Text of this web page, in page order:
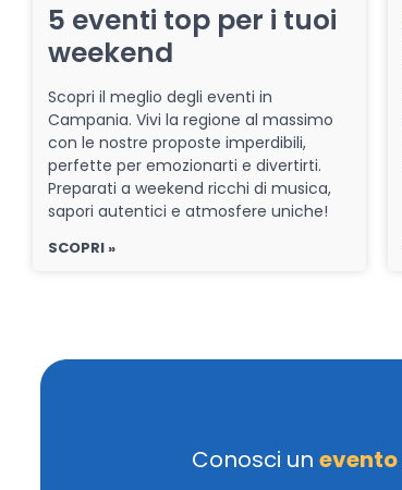
5 eventi top per i tuoi
weekend
Scopri il meglio degli eventi in
Campania. Vivi la regione al massimo
con le nostre proposte imperdibili,
perfette per emozionarti e divertirti.
Preparati a weekend ricchi di musica,
sapori autentici e atmosfere uniche!
SCOPRI »
Conosci un evento